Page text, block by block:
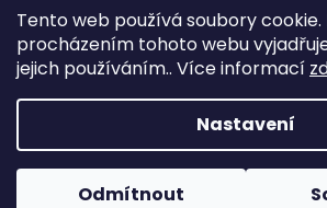
Tento web používá soubory
procházením tohoto webu
jejich používáním.. Více informací
Nastavení
Odmítnout
Anatomie nožů Deejo
Dárky pro ženy
Servis nožů DEEJO
Copyright 2026DEEJO.CZ. Všechna
Upravit nastavení